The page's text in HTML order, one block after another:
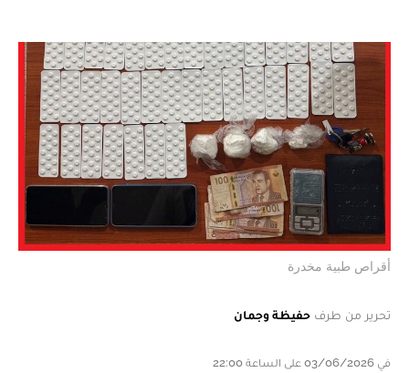
أقراص طبية مخدرة
تحرير من طرف حفيظة وجمان
في 03/06/2026 على الساعة 22:00